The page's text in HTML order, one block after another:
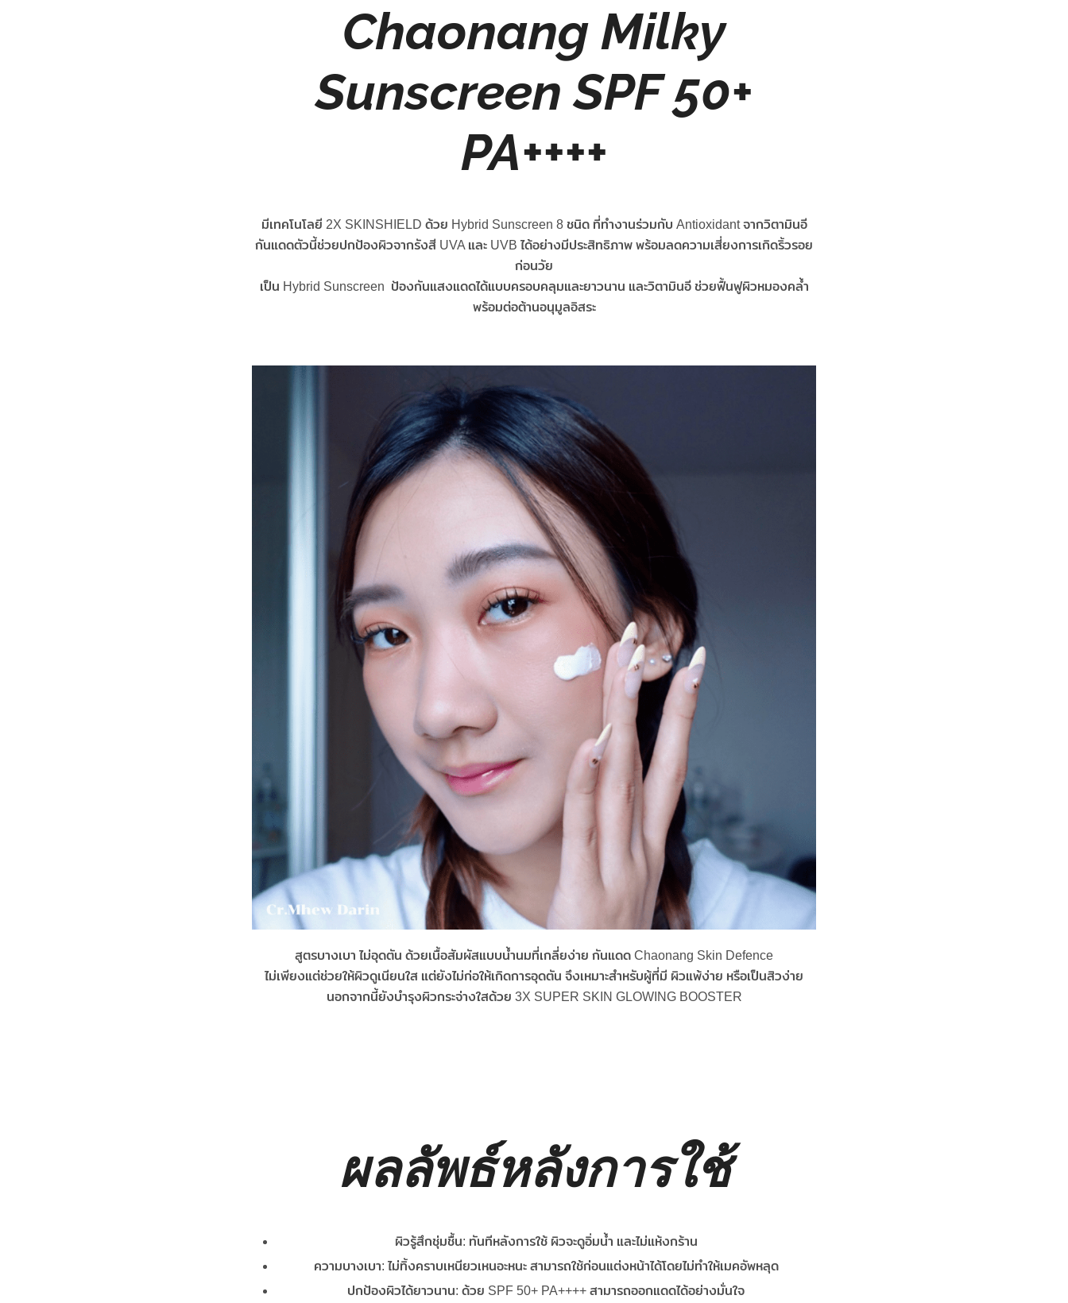
Chaonang Milky
SunscreenSPF 50+
PA++++
มีเทคโนโลยี 2X SKINSHIELD ด้วย Hybrid Sunscreen 8 ชนิด ที่ทำงานร่วมกับ Antioxidant จากวิตามินอี
กันแดดตัวนี้ช่วยปกป้องผิวจากรังสี UVA และ UVB ได้อย่างมีประสิทธิภาพ พร้อมลดความเสี่ยงการเกิดริ้วรอย
ก่อนวัย
เป็น Hybrid Sunscreen ป้องกันแสงแดดได้แบบครอบคลุมและยาวนาน และวิตามินอี ช่วยฟื้นฟูผิวหมองคล้ำ
พร้อมต่อต้านอนุมูลอิสระ
สูตรบางเบา ไม่อุดตัน ด้วยเนื้อสัมผัสแบบน้ำนมที่เกลี่ยง่าย กันแดด Chaonang Skin Defence
ไม่เพียงแต่ช่วยให้ผิวดูเนียนใส แต่ยังไม่ก่อให้เกิดการอุดตัน จึงเหมาะสำหรับผู้ที่มี ผิวแพ้ง่าย หรือเป็นสิวง่าย
นอกจากนี้ยังบำรุงผิวกระจ่างใสด้วย 3X SUPER SKIN GLOWING BOOSTER
ผลลัพธ์หลังการใช้
ผิวรู้สึกชุ่มชื้น: ทันทีหลังการใช้ ผิวจะดูอิ่มน้ำ และไม่แห้งกร้าน
ความบางเบา: ไม่ทิ้งคราบเหนียวเหนอะหนะ สามารถใช้ก่อนแต่งหน้าได้โดยไม่ทำให้เมคอัพหลุด
ปกป้องผิวได้ยาวนาน: ด้วย SPF 50+ PA++++ สามารถออกแดดได้อย่างมั่นใจ